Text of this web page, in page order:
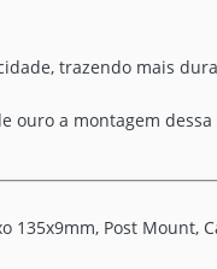
trazendo mais
ouro a montagem
135x9mm, Post Mount,